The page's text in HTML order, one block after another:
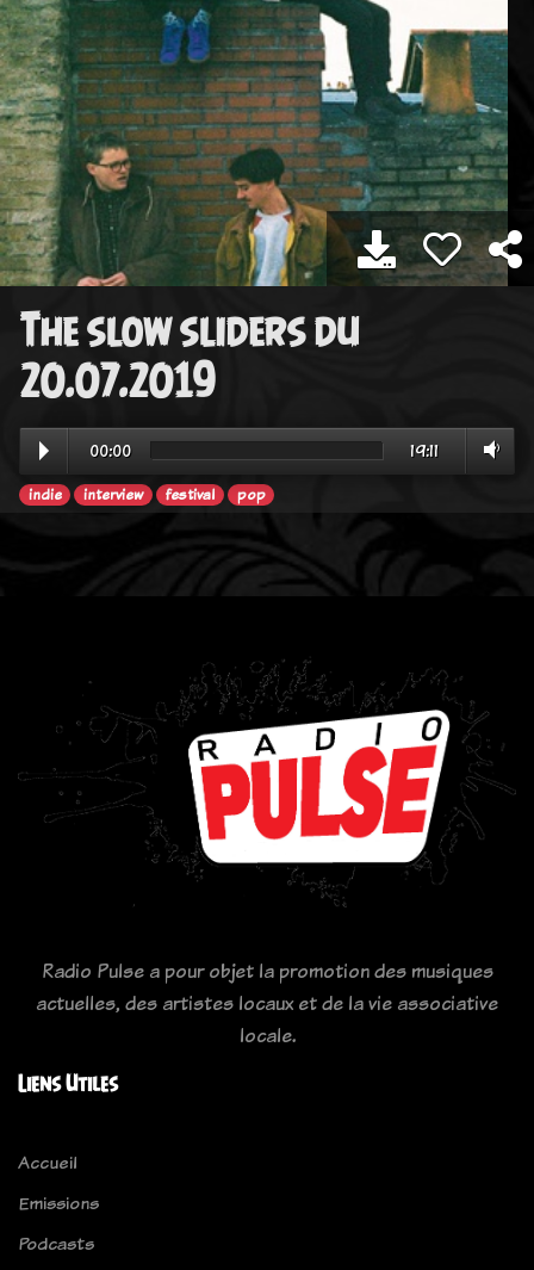
The slow sliders du
20.07.2019
00:00 19:11
indie interview festival pop
Radio Pulse a pour objet la promotion des musiques
actuelles, des artistes locaux et de la vie associative
locale.
Liens Utiles
Accueil
Emissions
Podcasts